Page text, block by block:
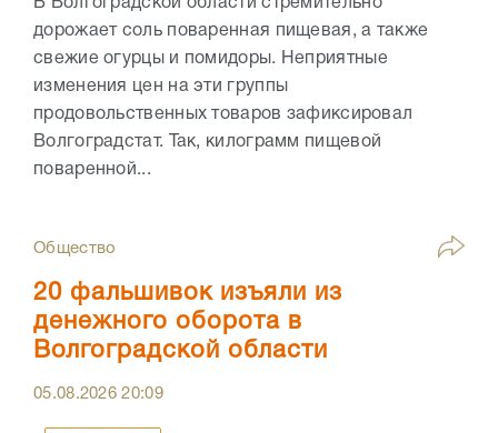
В Волгоградской области стремительно
дорожает соль поваренная пищевая, а также
свежие огурцы и помидоры. Неприятные
изменения цен на эти группы
продовольственных товаров зафиксировал
Волгоградстат. Так, килограмм пищевой
поваренной...
Общество
20 фальшивок изъяли из
денежного оборота в
Волгоградской области
05.08.202620:09